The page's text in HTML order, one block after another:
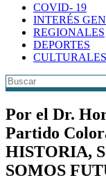
COVID- 19
INTERÉS
REGIONALES
DEPORTES
CULTURALES
Por el Dr.
Partido
HISTORIA,
SOMOS